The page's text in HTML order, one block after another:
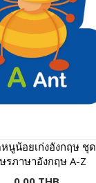
นูน้อยเก่งอังกฤษ ชุด
รภาษาอังกฤษ A-Z